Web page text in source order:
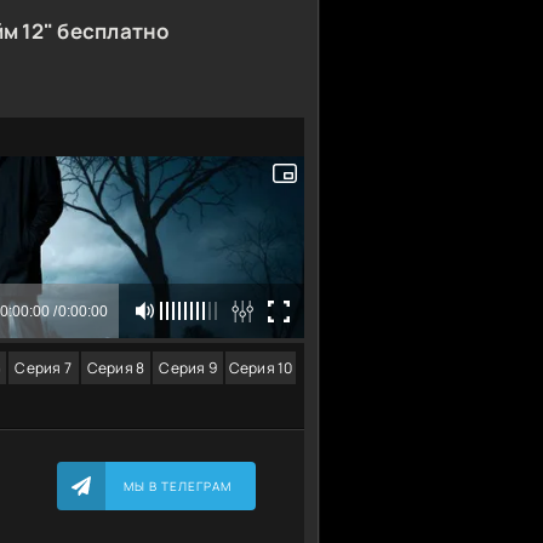
12" бесплатно
Серия 7 Серия 8 Серия 9 Серия 10
МЫ В ТЕЛЕГРАМ